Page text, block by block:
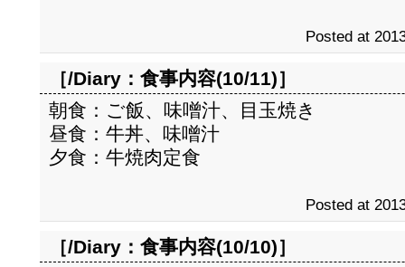
Posted at
［/Diary： 食事内容(10/11)］
朝食：ご飯、味噌汁、目玉焼き
昼食：牛丼、味噌汁
夕食：牛焼肉定食
Posted at
［/Diary： 食事内容(10/10)］